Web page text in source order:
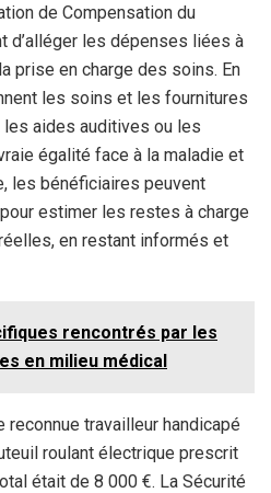
de Compensation du
d’alléger les dépenses liées à
prise en charge des soins. En
les soins et les fournitures
aides auditives ou les
égalité face à la maladie et
les bénéficiaires peuvent
estimer les restes à charge
en restant informés et
rencontrés par les
en milieu médical
reconnue travailleur handicapé
roulant électrique prescrit
était de 8 000 €. La Sécurité